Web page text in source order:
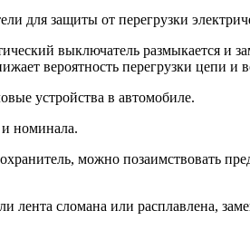
для защиты от перегрузки
выключатель размыкается и
вероятность перегрузки цепи и
устройства в автомобиле.
номинала.
можно позаимствовать
лента сломана или расплавлена,